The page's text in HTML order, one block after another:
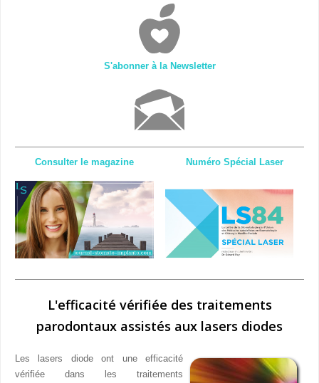
S'abonner à la Newsletter
Numéro Spécial Laser
Consulter le magazine
L'efficacité vérifiée des traitements
parodontaux assistés aux lasers diodes
Les lasers diode ont une efficacité
vérifiée dans les traitements